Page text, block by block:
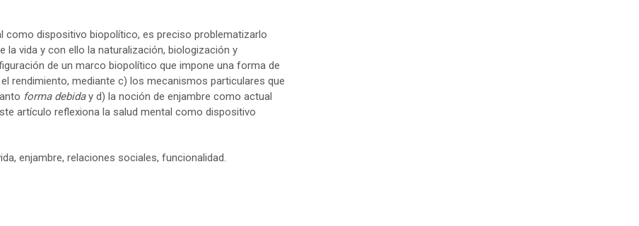
como dispositivo biopolítico, es preciso problematizarlo
vida y con ello la naturalización, biologización y
de un marco biopolítico que impone una forma de
rendimiento, mediante c) los mecanismos particulares que
forma debiday d) la noción de enjambre como actual
artículo reflexiona la salud mental como dispositivo
enjambre, relaciones sociales, funcionalidad.